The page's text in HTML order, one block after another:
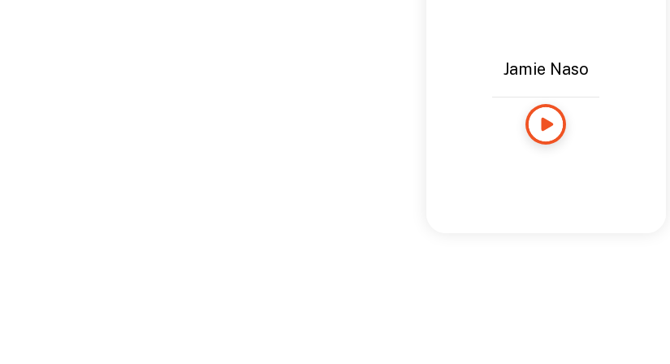
Jamie Naso